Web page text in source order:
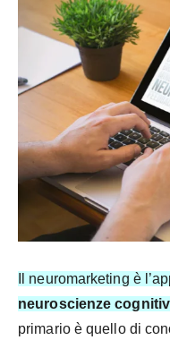
Il neuromarketing è
neuroscienze
primario è quello di